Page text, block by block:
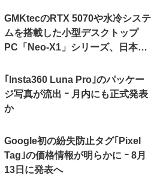
GMKtecのRTX 5070や水冷システ
ムを搭載した小型デスクトップ
PC「Neo-X1」シリーズ、日本で
｢Insta360 Luna Pro｣のパッケー
ジ写真が流出 ｰ 月内にも正式発表
か
Google初の紛失防止タグ｢Pixel
Tag｣の価格情報が明らかに ｰ 8月
13日に発表へ